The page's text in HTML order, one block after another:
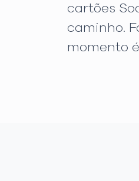
cartões
caminho.
momento